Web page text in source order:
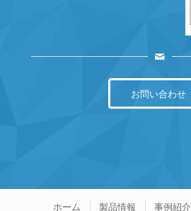
お問い合わせ
ホーム 製品情報 事例紹介